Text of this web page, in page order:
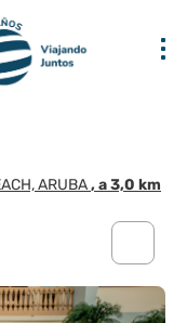
ARUBA, a 3,0 km